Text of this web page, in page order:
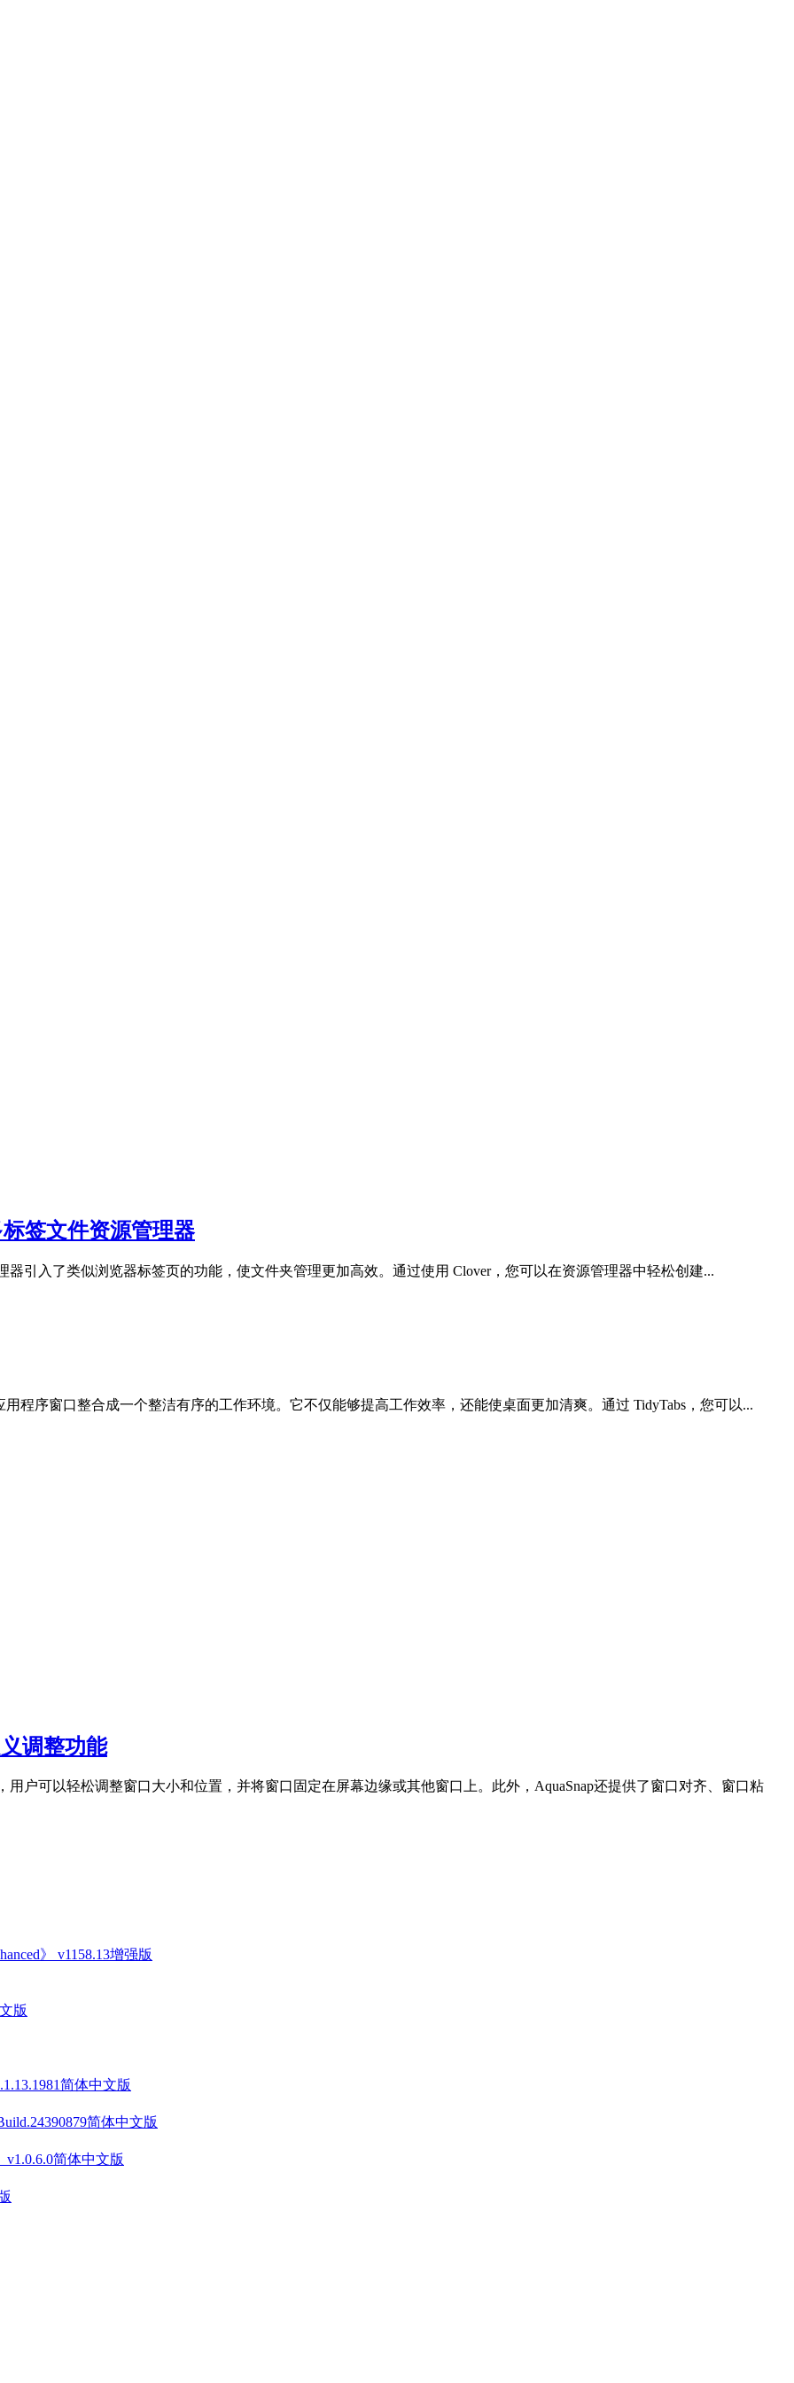
签文件资源管理器
器引入了类似浏览器标签页的功能，使文件夹管理更加高效。通过使用 Clover，您可以在资源管理器中轻松创建...
程序窗口整合成一个整洁有序的工作环境。它不仅能够提高工作效率，还能使桌面更加清爽。通过 TidyTabs，您可以...
调整功能
户可以轻松调整窗口大小和位置，并将窗口固定在屏幕边缘或其他窗口上。此外，AquaSnap还提供了窗口对齐、窗口粘
》 v1158.13增强版
版
简体中文版
简体中文版
v1.0.6.0简体中文版